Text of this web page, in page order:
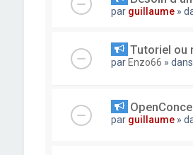
par guillaume »
Tutoriel ou
par Enzo66 » dans
par guillaume »